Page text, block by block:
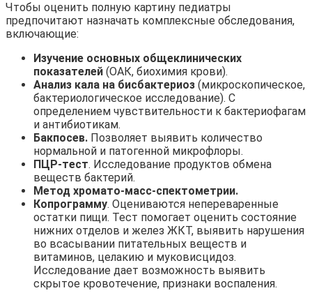
Чтобы оценить полную картину педиатры
предпочитают назначать комплексные обследования,
включающие:
Изучение основных общеклинических
показателей (ОАК, биохимия крови).
Анализ кала на бисбактериоз (микроскопическое,
бактериологическое исследование). С
определением чувствительности к бактериофагам
и антибиотикам.
Бакпосев. Позволяет выявить количество
нормальной и патогенной микрофлоры.
ПЦР-тест. Исследование продуктов обмена
веществ бактерий.
Метод хромато-масс-спектометрии.
Копрограмму. Оцениваются непереваренные
остатки пищи. Тест помогает оценить состояние
нижних отделов и желез ЖКТ, выявить нарушения
во всасывании питательных веществ и
витаминов, целакию и муковисцидоз.
Исследование дает возможность выявить
скрытое кровотечение, признаки воспаления.